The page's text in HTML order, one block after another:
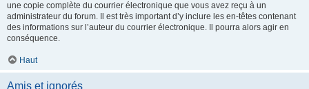
une copie complète du courrier électronique que vous avez reçu à un
administrateur du forum. Il est très important d’y inclure les en-têtes contenant
des informations sur l’auteur du courrier électronique. Il pourra alors agir en
conséquence.
Haut
Amis et ignorés